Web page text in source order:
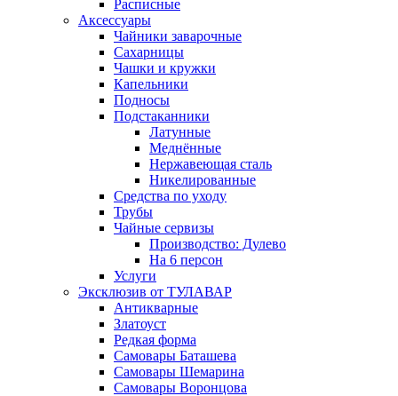
Расписные
Аксессуары
Чайники заварочные
Сахарницы
Чашки и кружки
Капельники
Подносы
Подстаканники
Латунные
Меднённые
Нержавеющая сталь
Никелированные
Средства по уходу
Трубы
Чайные сервизы
Производство: Дулево
На 6 персон
Услуги
Эксклюзив от ТУЛАВАР
Антикварные
Златоуст
Редкая форма
Самовары Баташева
Самовары Шемарина
Самовары Воронцова